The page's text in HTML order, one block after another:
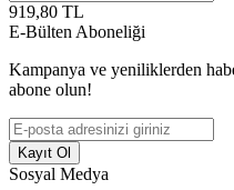
919,80 TL
E-Bülten Aboneliği
Kampanya ve yeniliklerden
abone olun!
Kayıt Ol
Sosyal Medya